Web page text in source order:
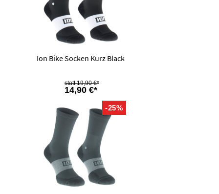
Ion Bike Socken Kurz Black
14,90 €*
19,90 €*
-25%